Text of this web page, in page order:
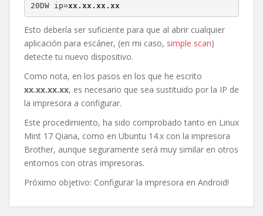
20DW ip=xx.xx.xx.xx
Esto debería ser suficiente para que al abrir cualquier
aplicación para escáner, (en mi caso, simple scan)
detecte tu nuevo dispositivo.
Como nota, en los pasos en los que he escrito
xx.xx.xx.xx, es necesario que sea sustituido por la IP de
la impresora a configurar.
Este procedimiento, ha sido comprobado tanto en Linux
Mint 17 Qiana, como en Ubuntu 14.x con la impresora
Brother, aunque seguramente será muy similar en otros
entornos con otras impresoras.
Próximo objetivo: Configurar la impresora en Android!